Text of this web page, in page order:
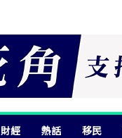
財經 熱話 移民